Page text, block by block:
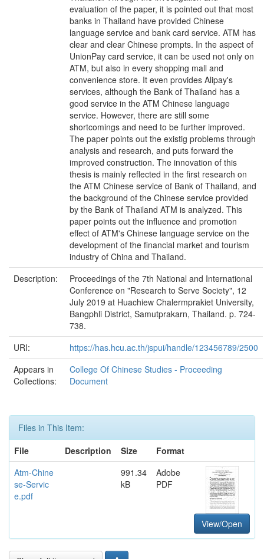
evaluation of the paper, it is pointed out that most
banks in Thailand have provided Chinese
language service and bank card service. ATM has
clear and clear Chinese prompts. In the aspect of
UnionPay card service, it can be used not only on
ATM, but also in every shopping mall and
convenience store. It even provides Alipay's
services, although the Bank of Thailand has a
good service in the ATM Chinese language
service. However, there are still some
shortcomings and need to be further improved.
The paper points out the existig problems through
analysis and research, and puts forward the
improved construction. The innovation of this
thesis is mainly reflected in the first research on
the ATM Chinese service of Bank of Thailand, and
the background of the Chinese service provided
by the Bank of Thailand ATM is analyzed. This
paper points out the influence and promotion
effect of ATM's Chinese language service on the
development of the financial market and tourism
industry of China and Thailand.
Description:
Proceedings of the 7th National and International
Conference on "Research to Serve Society", 12
July 2019 at Huachiew Chalermprakiet University,
Bangphli District, Samutprakarn, Thailand. p. 724-
738.
URI:
https://has.hcu.ac.th/jspui/handle/123456789/2500
Appears in
Collections:
College Of Chinese Studies - Proceeding
Document
Files in This Item:
File
Description Size
Format
Atm-Chine
se-Servic
e.pdf
991.34
kB
Adobe
PDF
View/Open